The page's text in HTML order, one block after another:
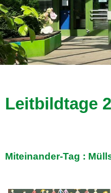
Leitbildtage
Miteinander-Tag :